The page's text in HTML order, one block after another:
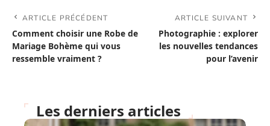
ARTICLE PRÉCÉDENT
Comment choisir une Robe de
Mariage Bohème qui vous
ressemble vraiment ?
ARTICLE SUIVANT
Photographie : explorer
les nouvelles tendances
pour l’avenir
Les derniers articles